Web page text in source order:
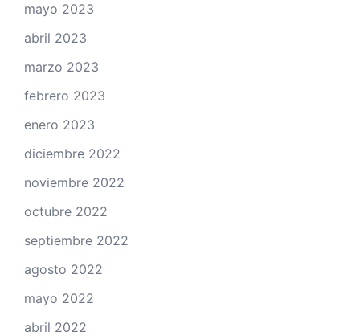
mayo 2023
abril 2023
marzo 2023
febrero 2023
enero 2023
diciembre 2022
noviembre 2022
octubre 2022
septiembre 2022
agosto 2022
mayo 2022
abril 2022